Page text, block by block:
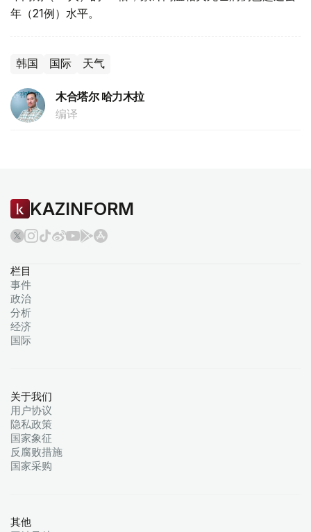
年（21例）水平。
韩国 国际 天气
木合塔尔 哈力木拉
编译
KAZINFORM
栏目
事件
政治
分析
经济
国际
关于我们
用户协议
隐私政策
国家象征
反腐败措施
国家采购
其他